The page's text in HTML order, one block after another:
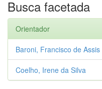
Busca facetada
Orientador
Baroni, Francisco de Assis
Coelho, Irene da Silva